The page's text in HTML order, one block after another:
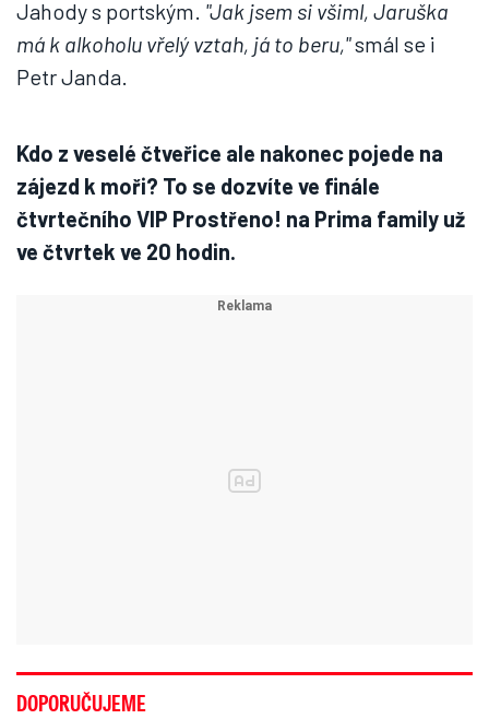
Jahody s portským. "Jak jsem si všiml, Jaruška
má k alkoholu vřelý vztah, já to beru,"smál se i
Petr Janda.
Kdo z veselé čtveřice ale nakonec pojede na
zájezd k moři? To se dozvíte ve finále
čtvrtečního VIP Prostřeno! na Prima family už
ve čtvrtek ve 20 hodin.
DOPORUČUJEME